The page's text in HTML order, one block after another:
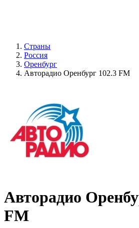
Страны
Россия
Оренбург
Авторадио Оренбург 102.3 FM
Авторадио
FM